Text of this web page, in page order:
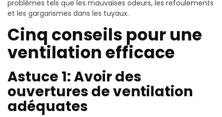
problèmes tels que les mauvaises odeurs, les refoulements
et les gargarismes dans les tuyaux.
Cinq conseils pour une
ventilation efficace
Astuce 1: Avoir des
ouvertures de ventilation
adéquates